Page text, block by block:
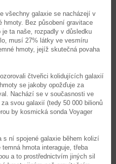
všechny galaxie se nacházejí v
Bez působení gravitace
ta naše, rozpadly v důsledku
musí 27% látky ve vesmíru
hmoty, jejíž skutečná povaha
čtveřici kolidujících galaxií
se jakoby opožďuje za
Nachází se v současnosti ve
svou galaxií (tedy 50 000 bilionů
by kosmická sonda Voyager
s ní spojené galaxie během kolizí
hmota interaguje, třeba
a to prostřednictvím jiných sil